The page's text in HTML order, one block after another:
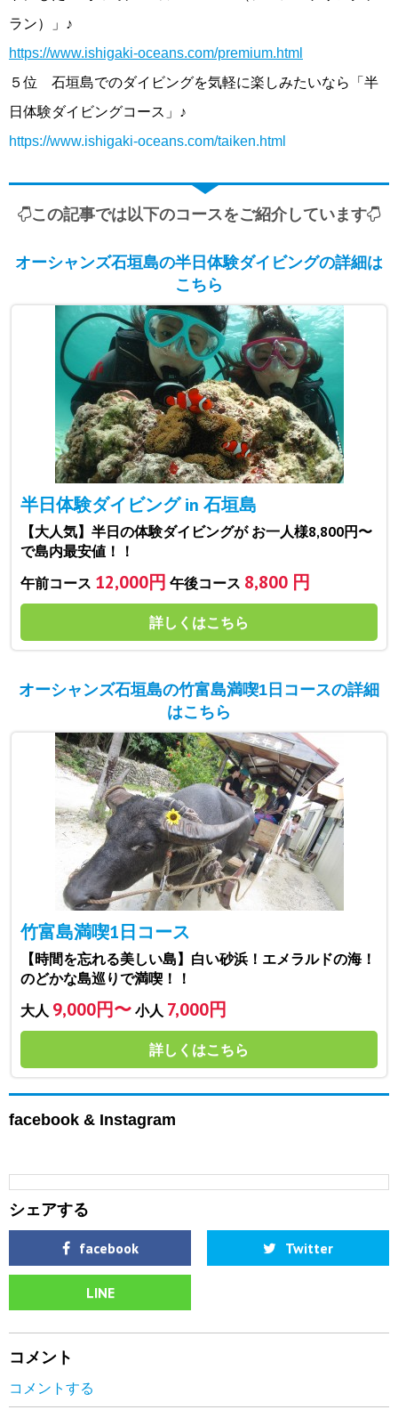
ラン）」♪
https://www.ishigaki-oceans.com/premium.html
５位 石垣島でのダイビングを気軽に楽しみたいなら「半
日体験ダイビングコース」♪
https://www.ishigaki-oceans.com/taiken.html
この記事では以下のコースをご紹介しています
オーシャンズ石垣島の半日体験ダイビングの詳細は
こちら
半日体験ダイビング in 石垣島
【大人気】半日の体験ダイビングが お一人様8,800円〜
で島内最安値！！
午前コース 12,000円 午後コース 8,800 円
詳しくはこちら
オーシャンズ石垣島の竹富島満喫1日コースの詳細
はこちら
竹富島満喫1日コース
【時間を忘れる美しい島】白い砂浜！エメラルドの海！
のどかな島巡りで満喫！！
大人 9,000円〜 小人 7,000円
詳しくはこちら
facebook & Instagram
シェアする
facebook Twitter
LINE
コメント
コメントする